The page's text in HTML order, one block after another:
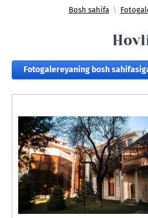
Bosh sahifa \
Fotogalereyaning bosh